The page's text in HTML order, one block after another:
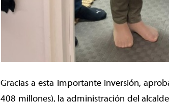
Gracias a esta importante inversión,
408 millones), la administración del